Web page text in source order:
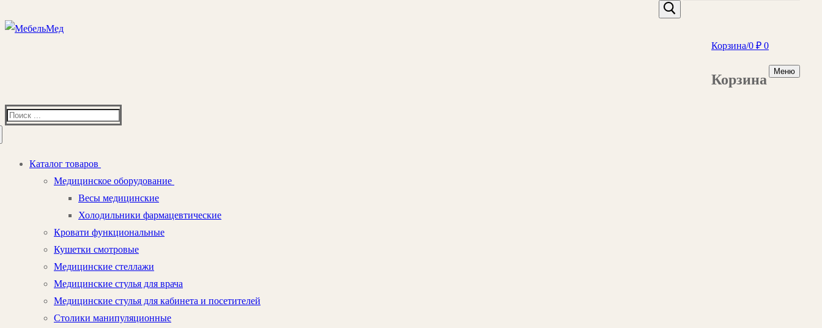
Корзина/0 ₽ 0
Корзина
Меню
Найти:
Каталог товаров
Медицинское оборудование
Весы медицинские
Холодильники фармацевтические
Кровати функциональные
Кушетки смотровые
Медицинские стеллажи
Медицинские стулья для врача
Медицинские стулья для кабинета и посетителей
Столики манипуляционные